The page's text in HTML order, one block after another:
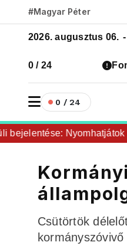
#Magyar Péter
2026. augusztus 06. -
0 / 24
0 / 24
Nyomhatjátok a
Csütörtök